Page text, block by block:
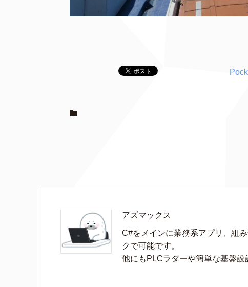
アズマックス
C#をメインに業務系アプリ、組
クで可能です。
他にもPLCラダーや簡単な基盤設